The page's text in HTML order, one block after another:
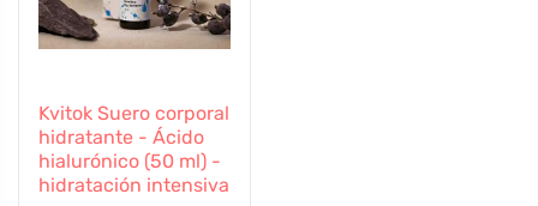
Kvitok Suero corporal
hidratante - Ácido
hialurónico (50 ml) -
hidratación intensiva